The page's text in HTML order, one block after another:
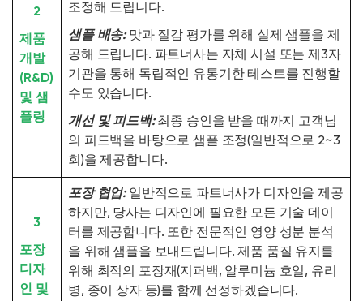
2
제품
개발
(R&D)
및 샘
플링
조정해 드립니다.
샘플 배송:맛과 질감 평가를 위해 실제 샘플을 제
공해 드립니다. 파트너사는 자체 시설 또는 제3자
기관을 통해 독립적인 유통기한 테스트를 진행할
수도 있습니다.
개선 및 피드백:최종 승인을 받을 때까지 고객님
의 피드백을 바탕으로 샘플 조정(일반적으로 2~3
회)을 제공합니다.
3
포장
디자
인 및
포장 협업:일반적으로 파트너사가 디자인을 제공
하지만, 당사는 디자인에 필요한 모든 기술 데이
터를 제공합니다. 또한 전문적인 영양 성분 분석
을 위해 샘플을 보내드립니다. 제품 품질 유지를
위해 최적의 포장재(지퍼백, 알루미늄 호일, 유리
병, 종이 상자 등)를 함께 선정하겠습니다.